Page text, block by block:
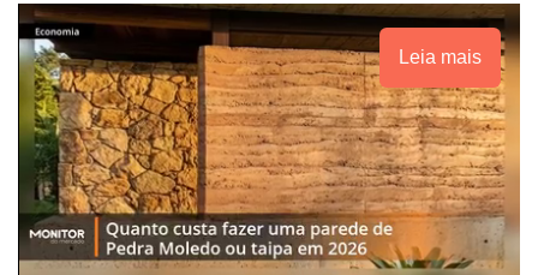
Leia mais